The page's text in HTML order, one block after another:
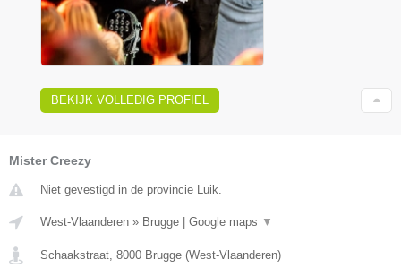
BEKIJK VOLLEDIG PROFIEL
Mister Creezy
Niet gevestigd in de provincie Luik.
West-Vlaanderen » Brugge Google maps ▼
Schaakstraat, 8000 Brugge (West-Vlaanderen)